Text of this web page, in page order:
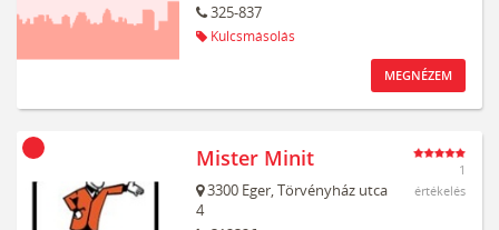
325-837
Kulcsmásolás
MEGNÉZEM
Mister Minit
3300 Eger,Törvényház utca
4
1
értékelés